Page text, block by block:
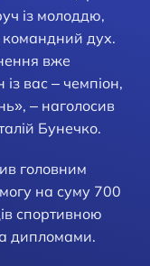
із молоддю,
командний дух.
вже
вас – чемпіон,
– наголосив
Бунечко.
головним
на суму 700
спортивною
дипломами.